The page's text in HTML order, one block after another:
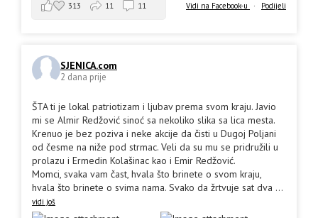
Vidi na Facebook-u · Podijeli
313 11 11
SJENICA.com
2 dana prije
ŠTA ti je lokal patriotizam i ljubav prema svom kraju. Javio
mi se Almir Redžović sinoć sa nekoliko slika sa lica mesta.
Krenuo je bez poziva i neke akcije da čisti u Dugoj Poljani
od česme na niže pod strmac. Veli da su mu se pridružili u
prolazu i Ermedin Kolašinac kao i Emir Redžović.
Momci, svaka vam čast, hvala što brinete o svom kraju,
hvala što brinete o svima nama. Svako da žrtvuje sat dva ...
vidi još